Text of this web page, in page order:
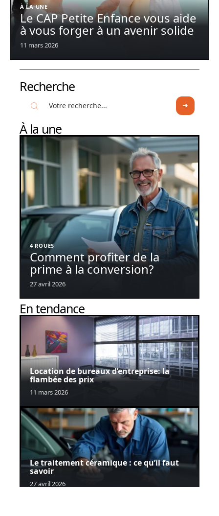
À LA UNE
Le CAP Petite Enfance vous aide
à vous forger à un avenir solide
11 mars 2026
Recherche
À la une
4 ROUES
Comment profiter de la
prime à la conversion?
27 avril 2026
En tendance
Location de bureaux d’entreprise: la
flambée des prix
11 mars 2026
Le traitement céramique : ce qu’il faut
savoir
27 avril 2026